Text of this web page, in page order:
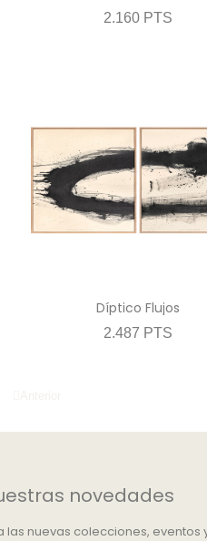
2.160 PTS
Díptico Flujos
2.487 PTS
novedades
nuevas colecciones, eventos